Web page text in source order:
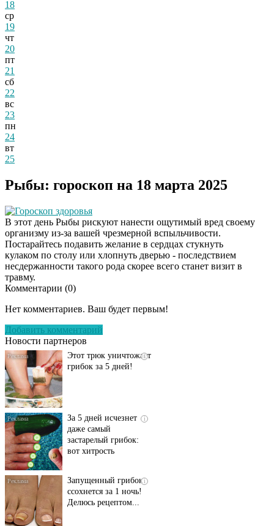
18
ср
19
чт
20
пт
21
сб
22
вс
23
пн
24
вт
25
Рыбы: гороскоп на 18 марта 2025
Гороскоп здоровья
В этот день Рыбы рискуют нанести ощутимый вред своему
организму из-за вашей чрезмерной вспыльчивости.
Постарайтесь подавить желание в сердцах стукнуть
кулаком по столу или хлопнуть дверью - последствием
несдержанности такого рода скорее всего станет визит в
травму.
Комментарии (0)
Нет комментариев. Ваш будет первым!
Добавить комментарий
Новости партнеров
Даже самый
исчезнет с корнем,
i
Этот трюк уничтожает
грибок за 5 дней!
i
За 5 дней исчезнет
даже самый
застарелый грибок:
вот хитрость
i
Запущенный грибок
ссохнется за 1 ночь!
Делюсь рецептом...